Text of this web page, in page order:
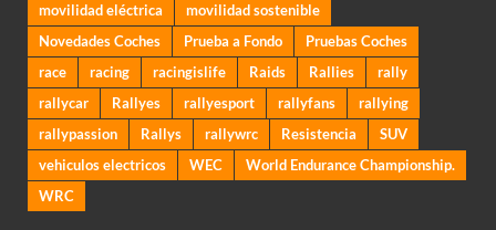
movilidad eléctrica
movilidad sostenible
Novedades Coches
Prueba a Fondo
Pruebas Coches
race
racing racingislife Raids Rallies
rally
rallycar
Rallyes rallyesport rallyfans
rallying
rallypassion
Rallys rallywrc Resistencia
SUV
vehiculos electricos
WEC
World Endurance Championship.
WRC